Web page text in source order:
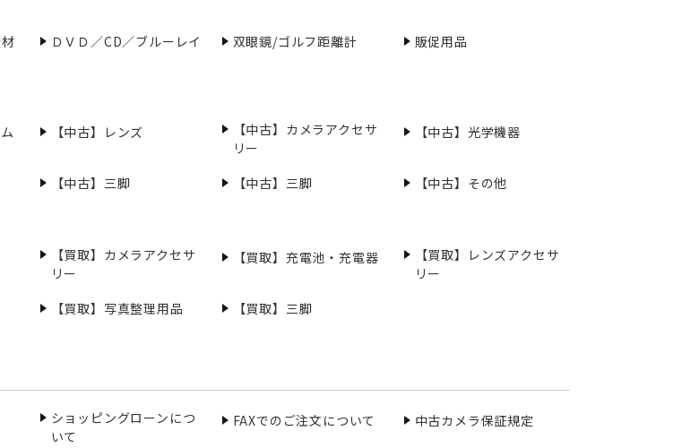
ＤＶＤ／CD／ブルーレイ 双眼鏡/ゴルフ距離計 販促用品
【中古】レンズ
【中古】カメラアクセサ
リー
【中古】光学機器
【中古】三脚 【中古】三脚 【中古】その他
【買取】カメラアクセサ
リー
【買取】充電池・充電器
【買取】レンズアクセサ
リー
【買取】写真整理用品 【買取】三脚
ショッピングローンにつ
いて
FAXでのご注文について 中古カメラ保証規定